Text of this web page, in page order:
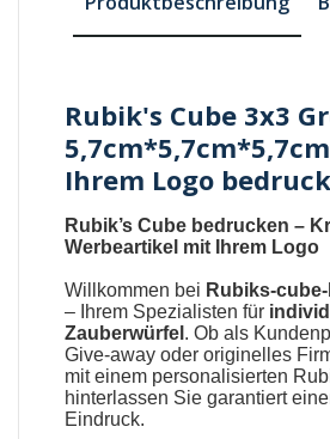
Rubik's Cube 3x3
Ihrem Logo
Rubik’s Cube bedrucken –
Werbeartikel mit Ihrem Logo
Willkommen bei Rubiks-
– Ihrem Spezialisten für
Zauberwürfel . Ob als
Give-away oder originelles
mit einem personalisierten
hinterlassen Sie garantiert
Eindruck.